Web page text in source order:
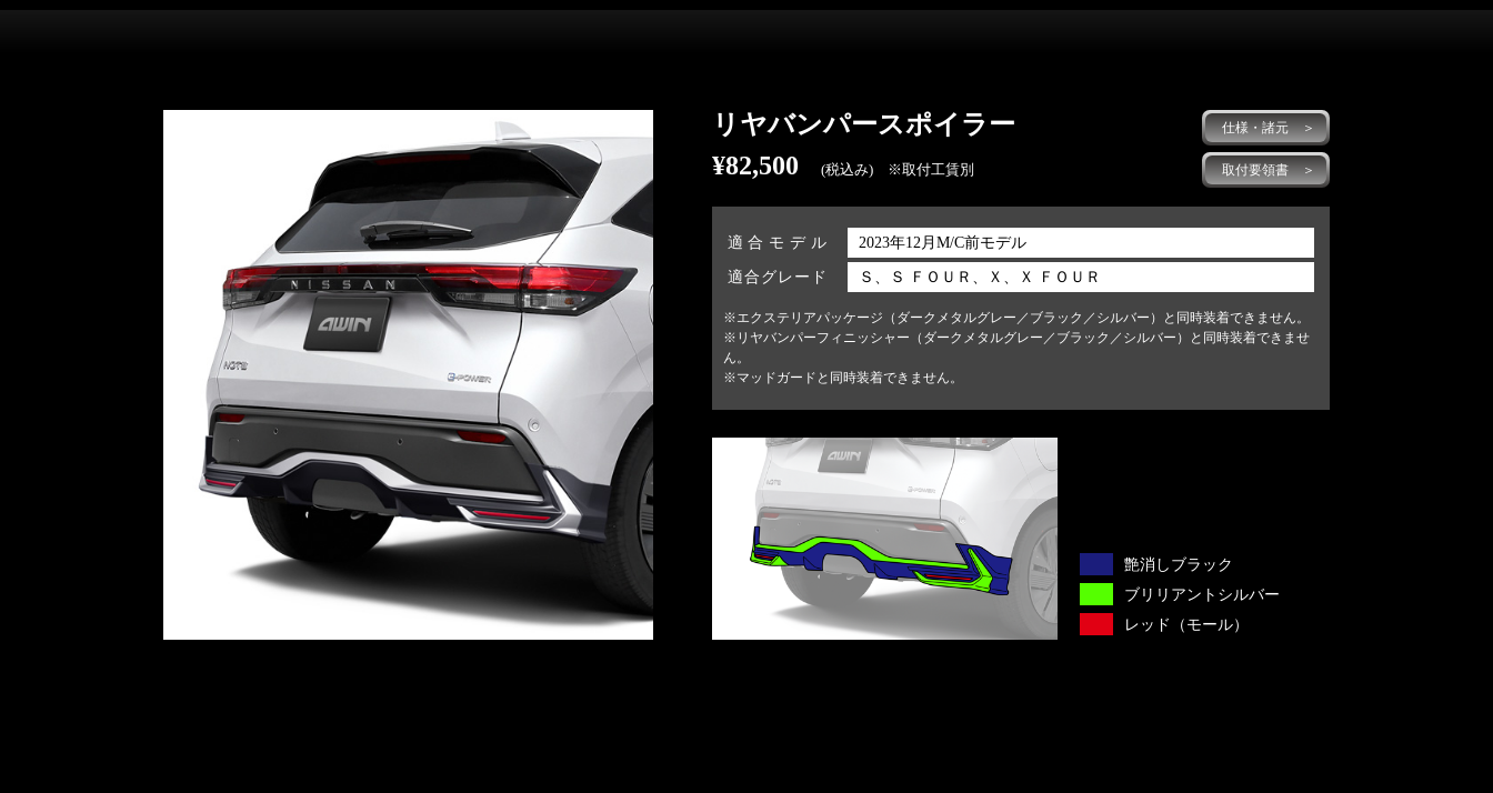
リヤバンパースポイラー
¥82,500
(税込み) ※取付工賃別 取付要領書 ＞
仕様・諸元 ＞
適合モデル 2023年12月M/C前モデル
適合グレード Ｓ、Ｓ ＦＯＵＲ、Ｘ、Ｘ ＦＯＵＲ
※エクステリアパッケージ（ダークメタルグレー／ブラック／シルバー）と同時装着できません。
※リヤバンパーフィニッシャー（ダークメタルグレー／ブラック／シルバー）と同時装着できませ
ん。
※マッドガードと同時装着できません。
艶消しブラック
ブリリアントシルバー
レッド（モール）